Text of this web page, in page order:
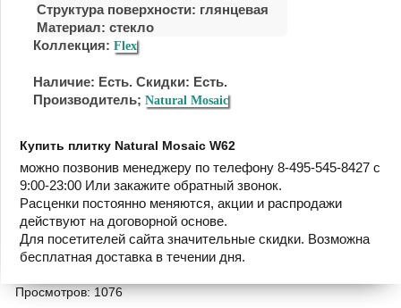
Структура поверхности: глянцевая
Материал: стекло
Коллекция: Flex
Наличие: Есть. Скидки: Есть.
Производитель; Natural Mosaic
Купить плитку Natural Mosaic W62
можно позвонив менеджеру по телефону 8-495-545-8427 с
9:00-23:00 Или закажите обратный звонок.
Расценки постоянно меняются, акции и распродажи
действуют на договорной основе.
Для посетителей сайта значительные скидки. Возможна
бесплатная доставка в течении дня.
Просмотров: 1076